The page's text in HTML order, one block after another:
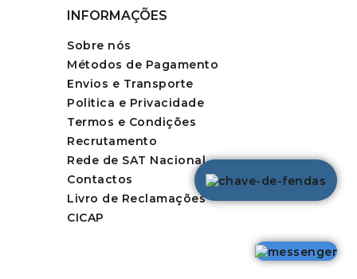
INFORMAÇÕES
Sobre nós
Métodos de Pagamento
Envios e Transporte
Politica e Privacidade
Termos e Condições
Recrutamento
Rede de SAT Nacional
Contactos
Livro de Reclamações
CICAP